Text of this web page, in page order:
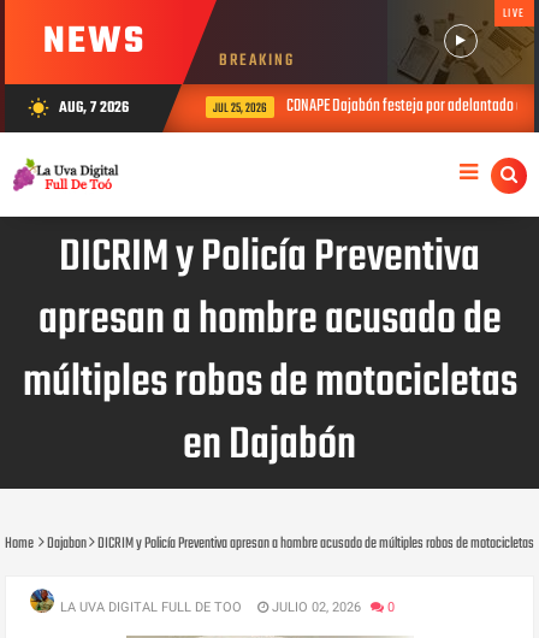
NEWS BREAKING
LIVE
wb_sunny AUG, 7 2026 JUL 25, 2026 CONAPE Dajabón festeja por adelantado el
DICRIM y Policía Preventiva
apresan a hombre acusado de
múltiples robos de motocicletas
en Dajabón
Home Dajabon DICRIM y Policía Preventiva apresan a hombre acusado de múltiples robos de motocicletas
LA UVA DIGITAL FULL DE TOO JULIO 02, 2026 0